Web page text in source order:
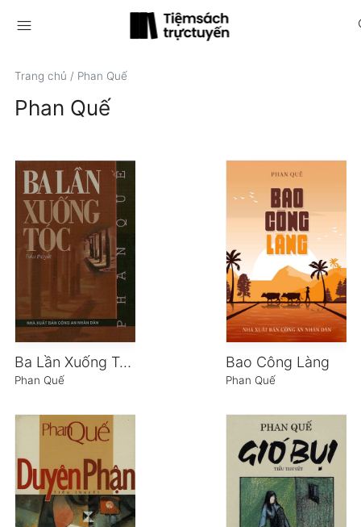
menu
Trang chủ / Phan Quế
Phan Quế
Ba Lần Xuống Tóc
Phan Quế
Bao Công Làng
Phan Quế